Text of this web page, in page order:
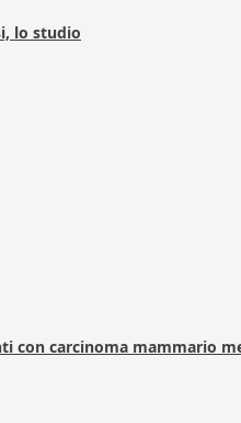
lo studio
con carcinoma mammario